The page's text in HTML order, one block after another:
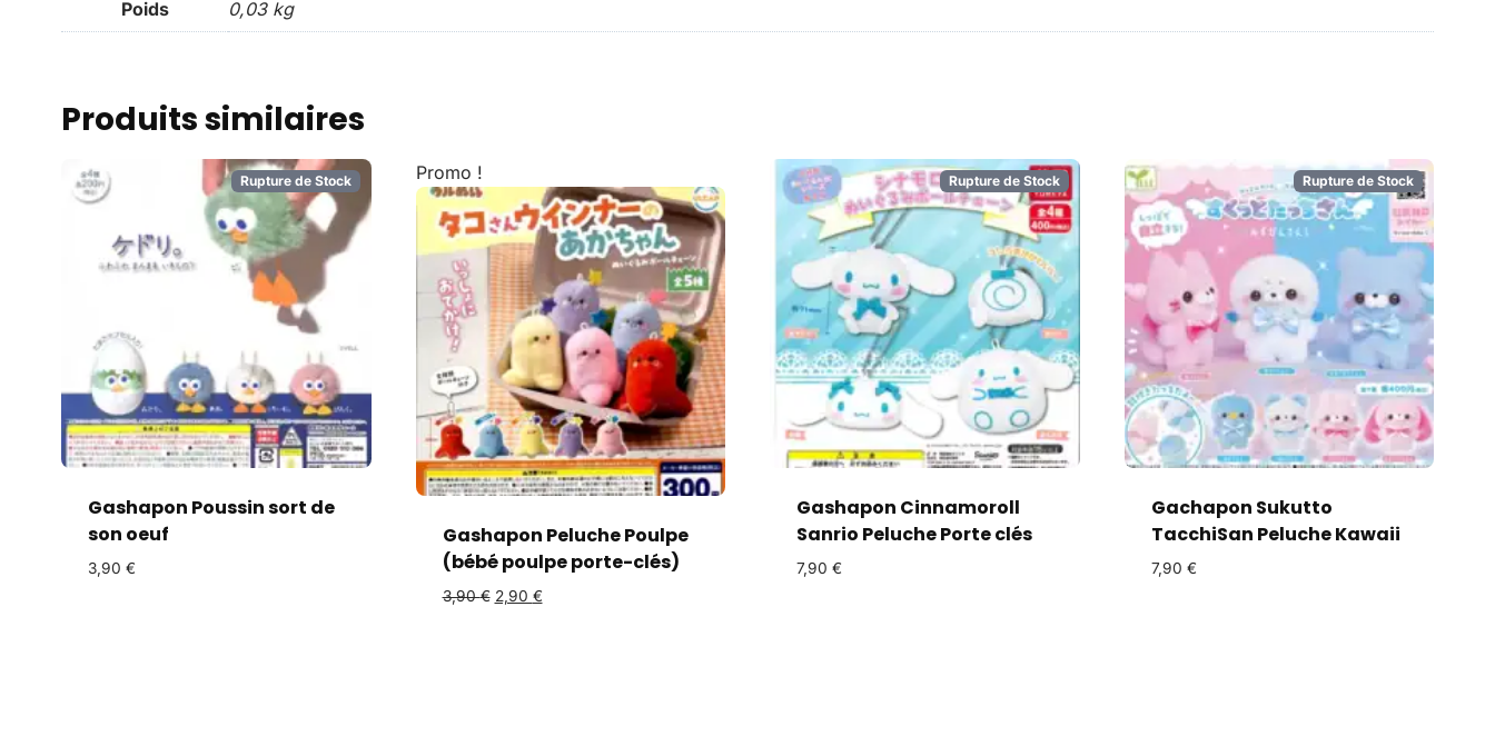
Poids 0,03 kg
Produits similaires
Rupture de Stock
Gashapon Poussin sort de
son oeuf
3,90 €
Promo !
Gashapon Peluche Poulpe
(bébé poulpe porte-clés)
3,90€ 2,90 €
Rupture de Stock
Gashapon Cinnamoroll
Sanrio Peluche Porte clés
7,90 €
Rupture de Stock
Gachapon Sukutto
TacchiSan Peluche Kawaii
7,90 €